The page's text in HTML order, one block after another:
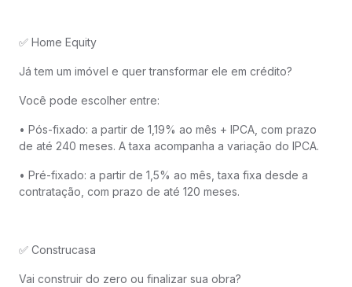
✅ Home Equity
Já tem um imóvel e quer transformar ele em crédito?
Você pode escolher entre:
• Pós-fixado: a partir de 1,19% ao mês + IPCA, com prazo
de até 240 meses. A taxa acompanha a variação do IPCA.
• Pré-fixado: a partir de 1,5% ao mês, taxa fixa desde a
contratação, com prazo de até 120 meses.
✅ Construcasa
Vai construir do zero ou finalizar sua obra?